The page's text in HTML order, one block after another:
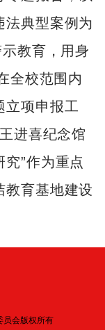
法典型案例为
教育，用身
全校范围内
立项申报工
进喜纪念馆
”作为重点
教育基地建设
员会版权所有